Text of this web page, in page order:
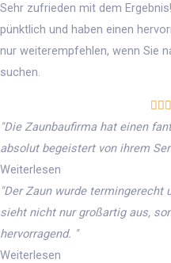
Sehr zufrieden mit dem
pünktlich und haben einen
nur weiterempfehlen, wenn Sie
suchen.

"Die Zaunbaufirma hat einen
absolut begeistert von ihrem
Weiterlesen
"Der Zaun wurde
sieht nicht nur großartig aus,
hervorragend. "
Weiterlesen